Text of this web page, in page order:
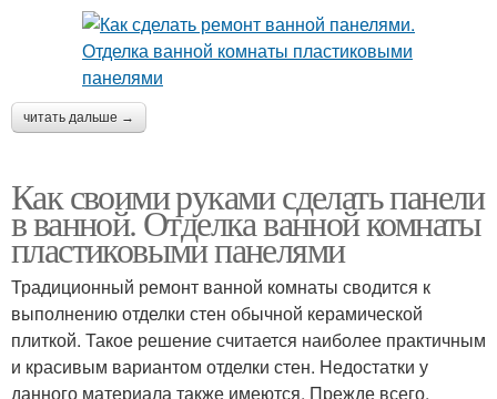
читать дальше →
Как своими руками сделать панели
в ванной. Отделка ванной комнаты
пластиковыми панелями
Традиционный ремонт ванной комнаты сводится к
выполнению отделки стен обычной керамической
плиткой. Такое решение считается наиболее практичным
и красивым вариантом отделки стен. Недостатки у
данного материала также имеются. Прежде всего,